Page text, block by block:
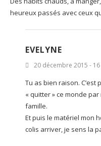
heureux passés avec ceux
EVELYNE
20 décembre 2015 -
Tu as bien raison.
« quitter » ce monde
famille.
Et puis le matériel mon
colis arriver, je sens la